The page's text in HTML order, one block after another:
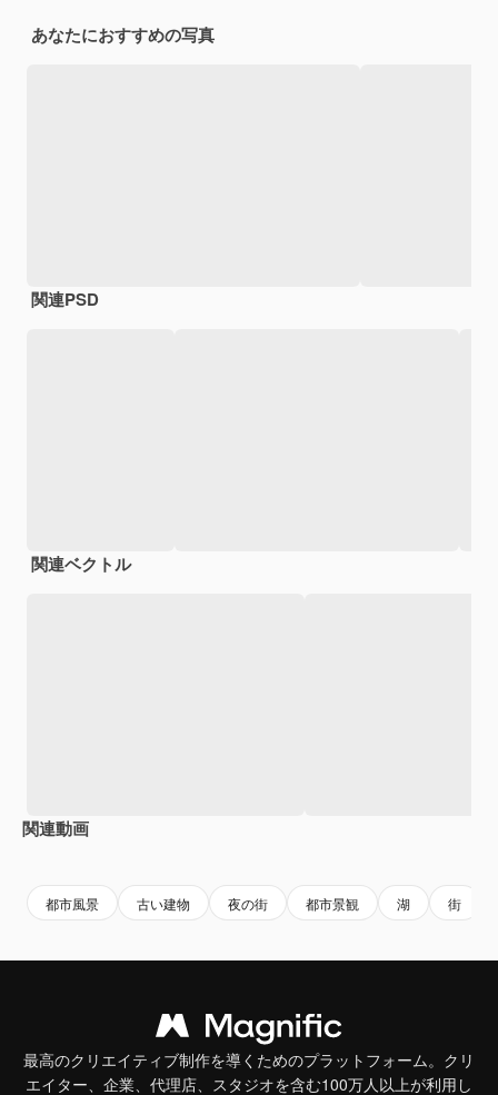
あなたにおすすめの写真
関連PSD
関連ベクトル
関連動画
都市風景 古い建物 夜の街 都市景観 湖 街
最高のクリエイティブ制作を導くためのプラットフォーム。クリ
エイター、企業、代理店、スタジオを含む100万人以上が利用し